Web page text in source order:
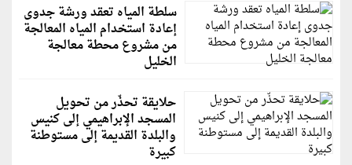
سلطة المياه تعقد ورشة جدوى
إعادة استخدام المياه المعالجة
من مشروع محطة معالجة
الخليل
حلايقة تحذّر من تحويل
المسجد الإبراهيمي إلى كنيس
والبلدة القديمة إلى مستوطنة
كبيرة